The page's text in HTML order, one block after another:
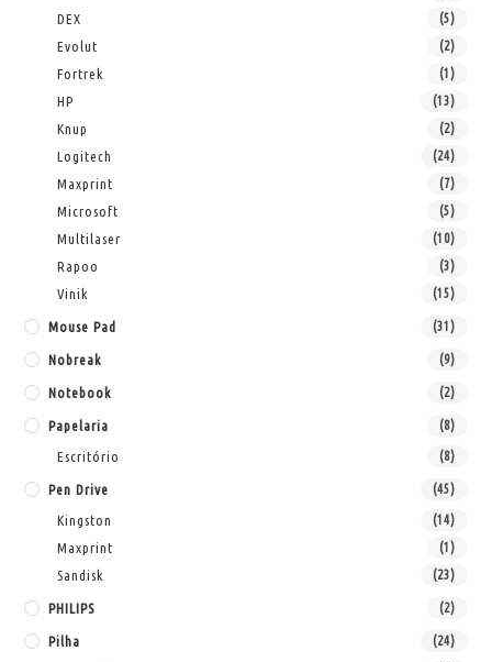
DEX (5)
Evolut (2)
Fortrek (1)
HP (13)
Knup (2)
Logitech (24)
Maxprint (7)
Microsoft (5)
Multilaser (10)
Rapoo (3)
Vinik (15)
Mouse Pad (31)
Nobreak (9)
Notebook (2)
Papelaria (8)
Escritório (8)
Pen Drive (45)
Kingston (14)
Maxprint (1)
Sandisk (23)
PHILIPS (2)
Pilha (24)